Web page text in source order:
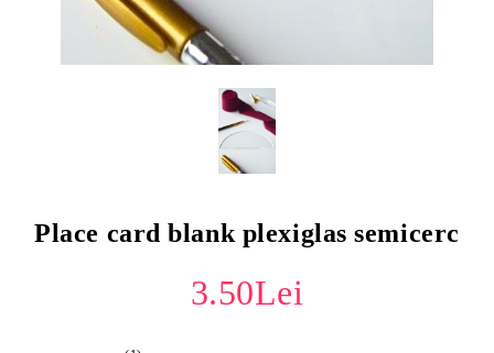
Place card blank plexiglas semicerc
3.50Lei